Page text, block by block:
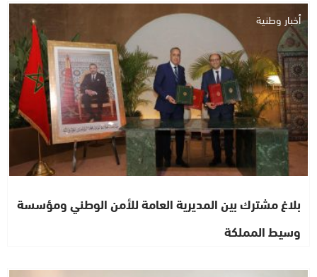
أخبار وطنية
بلاغ مشترك بين المديرية العامة للأمن الوطني ومؤسسة
وسيط المملكة